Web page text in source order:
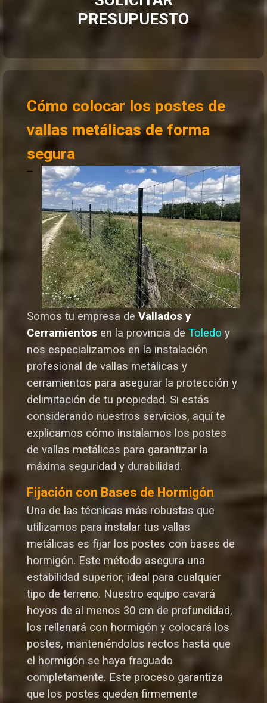
PRESUPUESTO
Cómo colocar los postes de
vallas metálicas de forma
segura
Somos tu empresa de Vallados y
Cerramientos en la provincia de Toledo y
nos especializamos en la instalación
profesional de vallas metálicas y
cerramientos para asegurar la protección y
delimitación de tu propiedad. Si estás
considerando nuestros servicios, aquí te
explicamos cómo instalamos los postes
de vallas metálicas para garantizar la
máxima seguridad y durabilidad.
Fijación con Bases de Hormigón
Una de las técnicas más robustas que
utilizamos para instalar tus vallas
metálicas es fijar los postes con bases de
hormigón. Este método asegura una
estabilidad superior, ideal para cualquier
tipo de terreno. Nuestro equipo cavará
hoyos de al menos 30 cm de profundidad,
los rellenará con hormigón y colocará los
postes, manteniéndolos rectos hasta que
el hormigón se haya fraguado
completamente. Este proceso garantiza
que los postes queden firmemente